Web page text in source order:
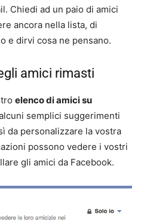
Chiedi ad un paio di amici
ancora nella lista, di
e dirvi cosa ne pensano.
amici rimasti
elenco di amici su
semplici suggerimenti
da personalizzare la vostra
possono vedere i vostri
gli amici da Facebook.